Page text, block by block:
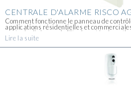
CENTRALE D'ALARME RISCO
Comment fonctionne le panneau de
applications résidentielles et
centrale d'alarme Agility 4™ est la
très [...]
Lire la suite